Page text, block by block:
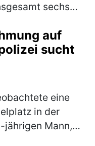
sechs
Ein 50-jäh…
auf
sucht
eine
in der
jährigen Mann,